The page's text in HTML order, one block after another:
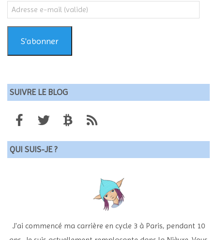
Adresse
e-
mail
(valide)S'abonner
SUIVRE LE BLOG
QUI SUIS-JE ?
J'ai commencé ma carrière en cycle 3 à Paris, pendant 10